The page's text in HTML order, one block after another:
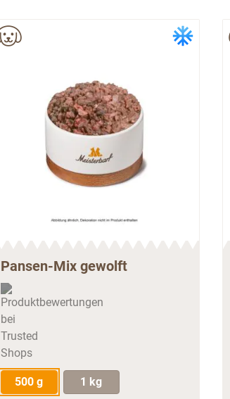
Pansen-Mix gewolft
500 g 1 kg